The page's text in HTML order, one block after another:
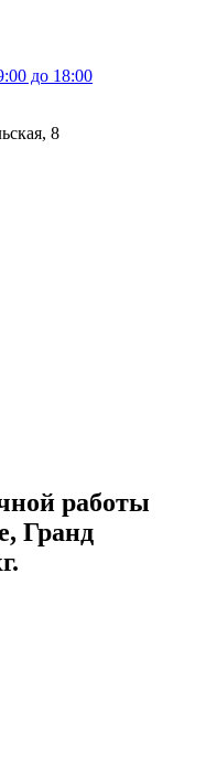
до 18:00
8
работы
Гранд